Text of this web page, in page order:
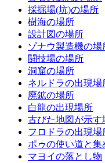
採掘場(坑)の場所
樹海の場所
設計図の場所
ゾナウ製造機の場
闘技場の場所
洞窟の場所
ネルドラの出現場
廃鉱の場所
白龍の出現場所
古びた地図が示す
フロドラの出現場
ポゥの使い道と集
マヨイの落とし物